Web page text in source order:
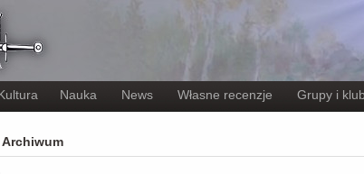
Nauka News Własne recenzje Grupy i
Archiwum